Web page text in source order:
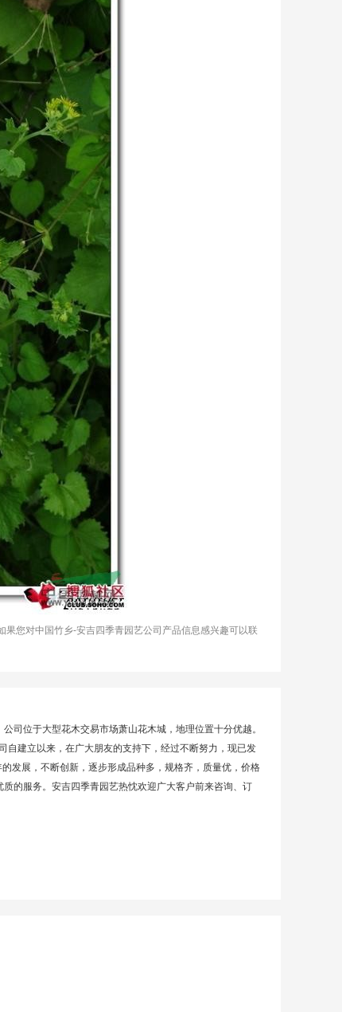
您对中国竹乡-安吉四季青园艺公司产品信息感兴趣可以联
司位于大型花木交易市场萧山花木城，地理位置十分优越。
自建立以来，在广大朋友的支持下，经过不断努力，现已发
发展，不断创新，逐步形成品种多，规格齐，质量优，价格
的服务。安吉四季青园艺热忱欢迎广大客户前来咨询、订